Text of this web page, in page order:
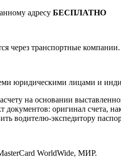
адресу БЕСПЛАТНО
через транспортные
юридическими лицами и
на основании
оригинал счета,
водителю-экспедитору
WorldWide, МИР.